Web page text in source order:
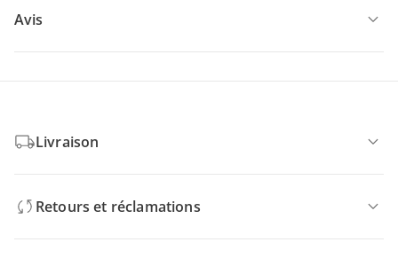
Avis
Livraison
Retours et réclamations